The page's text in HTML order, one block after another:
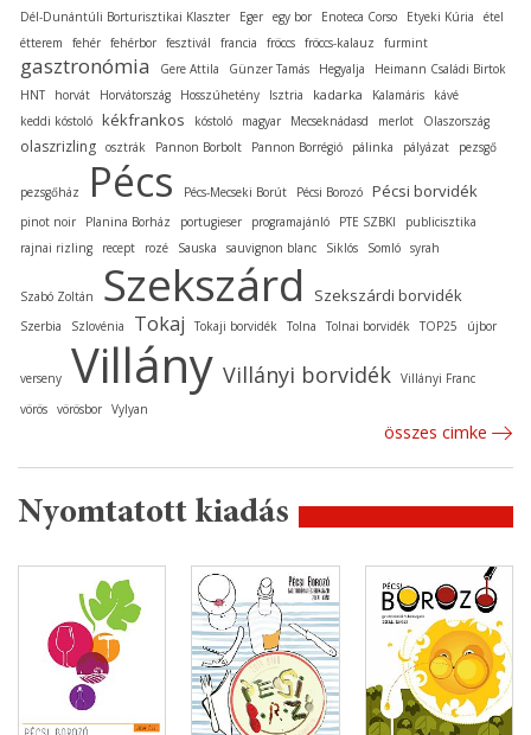
Dél-Dunántúli Borturisztikai Klaszter
Eger egy bor Enoteca Corso Etyeki Kúria
étel
étterem
fehér fehérbor fesztivál francia fröccs fröccs-kalauz furmint
gasztronómia Gere Attila Günzer Tamás Hegyalja
Heimann Családi Birtok
HNT
horvát Horvátország Hosszúhetény Isztria kadarka Kalamáris
kávé
keddi kóstoló kékfrankos kóstoló magyar Mecseknádasd merlot Olaszország
olaszrizling osztrák Pannon Borbolt Pannon Borrégió pálinka pályázat pezsgő
pezsgőház Pécs Pécs-Mecseki Borút Pécsi Borozó Pécsi borvidék
pinot noir Planina Borház portugieser programajánló PTE SZBKI
publicisztika
rajnai rizling
recept rozé Sauska sauvignon blanc Siklós Somló syrah
Szabó Zoltán Szekszárd Szekszárdi borvidék
Szerbia Szlovénia Tokaj Tokaji borvidék Tolna Tolnai borvidék TOP25 újbor
verseny Villány Villányi borvidék Villányi Franc
vörös vörösbor Vylyan
összes cimke
Nyomtatott kiadás